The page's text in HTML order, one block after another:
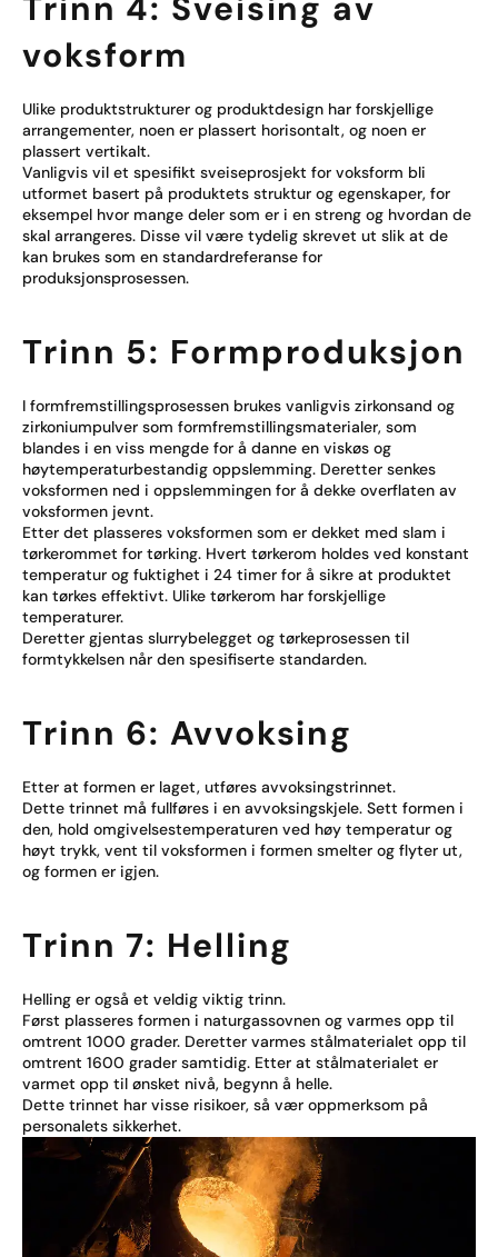
Trinn 4: Sveising av
voksform
Ulike produktstrukturer og produktdesign har forskjellige
arrangementer, noen er plassert horisontalt, og noen er
plassert vertikalt.
Vanligvis vil et spesifikt sveiseprosjekt for voksform bli
utformet basert på produktets struktur og egenskaper, for
eksempel hvor mange deler som er i en streng og hvordan de
skal arrangeres. Disse vil være tydelig skrevet ut slik at de
kan brukes som en standardreferanse for
produksjonsprosessen.
Trinn 5: Formproduksjon
I formfremstillingsprosessen brukes vanligvis zirkonsand og
zirkoniumpulver som formfremstillingsmaterialer, som
blandes i en viss mengde for å danne en viskøs og
høytemperaturbestandig oppslemming. Deretter senkes
voksformen ned i oppslemmingen for å dekke overflaten av
voksformen jevnt.
Etter det plasseres voksformen som er dekket med slam i
tørkerommet for tørking. Hvert tørkerom holdes ved konstant
temperatur og fuktighet i 24 timer for å sikre at produktet
kan tørkes effektivt. Ulike tørkerom har forskjellige
temperaturer.
Deretter gjentas slurrybelegget og tørkeprosessen til
formtykkelsen når den spesifiserte standarden.
Trinn 6: Avvoksing
Etter at formen er laget, utføres avvoksingstrinnet.
Dette trinnet må fullføres i en avvoksingskjele. Sett formen i
den, hold omgivelsestemperaturen ved høy temperatur og
høyt trykk, vent til voksformen i formen smelter og flyter ut,
og formen er igjen.
Trinn 7: Helling
Helling er også et veldig viktig trinn.
Først plasseres formen i naturgassovnen og varmes opp til
omtrent 1000 grader. Deretter varmes stålmaterialet opp til
omtrent 1600 grader samtidig. Etter at stålmaterialet er
varmet opp til ønsket nivå, begynn å helle.
Dette trinnet har visse risikoer, så vær oppmerksom på
personalets sikkerhet.